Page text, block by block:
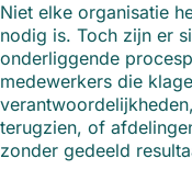
Niet elke organisatie
nodig is. Toch zijn er
onderliggende
medewerkers die
terugzien, of
zonder gedeeld